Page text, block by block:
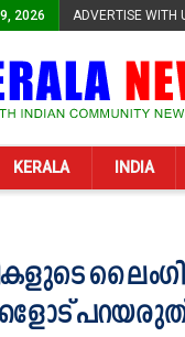
2026 ADVERTISE WITH
KERALA INDIA